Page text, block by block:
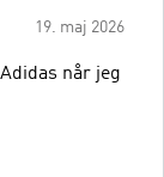
19. maj 2026
når jeg